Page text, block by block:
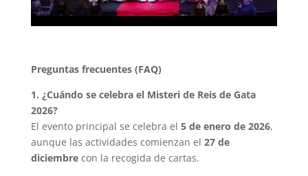
Preguntas frecuentes (FAQ)
1. ¿Cuándo se celebra el Misteri de Reis de Gata
2026?
El evento principal se celebra el 5 de enero de 2026,
aunque las actividades comienzan el 27 de
diciembrecon la recogida de cartas.